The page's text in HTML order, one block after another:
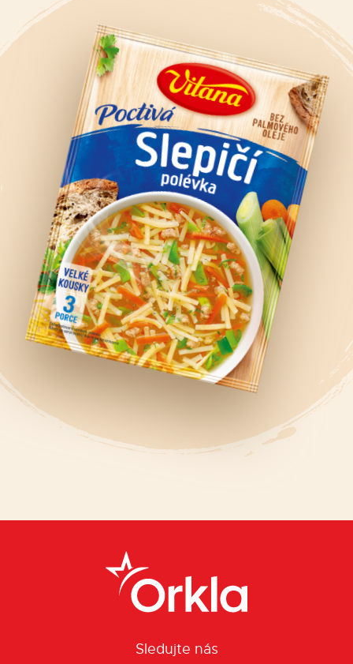
Sledujte nás